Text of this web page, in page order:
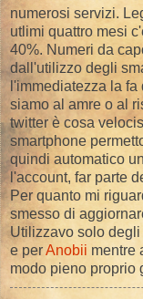
numerosi servizi.
utlimi quattro mesi
40%. Numeri da
dall'utilizzo degli
l'immediatezza la
siamo al amre o al
twitter è cosa
smartphone
quindi automatico
l'account, far parte
Per quanto mi
smesso di
Utilizzavo solo
e perAnobii mentre
modo pieno proprio